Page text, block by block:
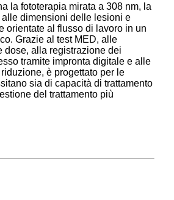
la fototerapia mirata a 308 nm, la
dimensioni delle lesioni e
orientate al flusso di lavoro in un
Grazie al test MED, alle
dose, alla registrazione dei
tramite impronta digitale e alle
è progettato per le
sia di capacità di trattamento
del trattamento più